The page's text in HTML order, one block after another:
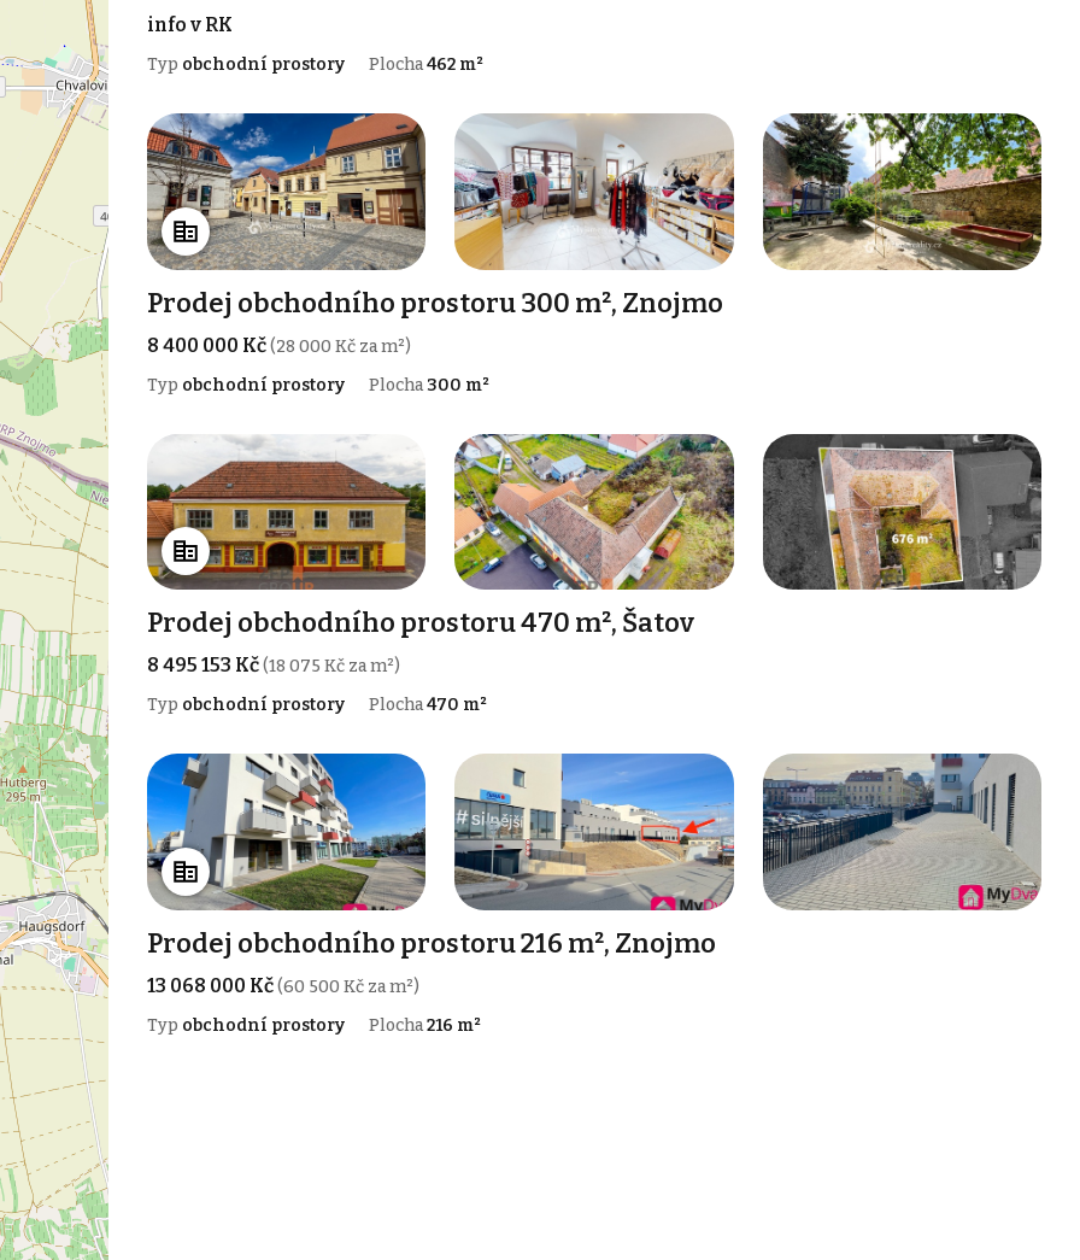
info v RK
Typ obchodní prostory Plocha462 m²
Prodej obchodního prostoru 300 m², Znojmo
8 400 000 Kč(28 000 Kč za m²)
Typ obchodní prostory Plocha 300 m²
Prodej obchodního prostoru 470 m², Šatov
8 495 153 Kč(18 075 Kč za m²)
Typ obchodní prostory Plocha470 m²
Prodej obchodního prostoru 216 m², Znojmo
13 068 000 Kč(60 500 Kč za m²)
Typ obchodní prostory Plocha216 m²